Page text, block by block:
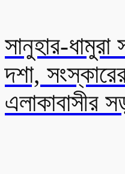
সানুহার-
দশা, সংস্কারের
এলাকাবাসীর